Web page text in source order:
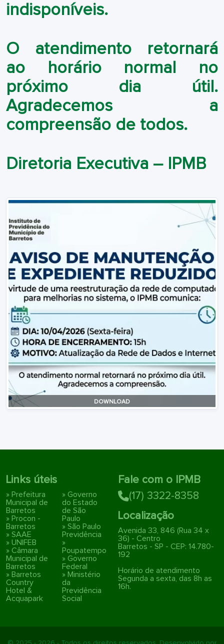
indisponíveis.
O atendimento retornará
ao horário normal no
próximo dia útil.
Agradecemos a
compreensão de todos.
Diretoria Executiva – IPMB
DOWNLOAD
Links úteis
» Prefeitura
Municipal de
Barretos
» Procon -
Barretos
» SAAE
» UNIFEB
» Câmara
Municipal de
Barretos
» Barretos
Country
Hotel &
Acquapark
» Governo
do Estado
de São
Paulo
» São Paulo
Previdência
»
Poupatempo
» Governo
Federal
» Ministério
da
Previdência
Social
Fale com o IPMB
(17) 3322-8358
Localização
Avenida 33, 846 (Rua 34 x
36) - Centro
Barretos - SP - CEP: 14.780-
192
Horário de atendimento
Segunda a sexta, das 8h as
16h.